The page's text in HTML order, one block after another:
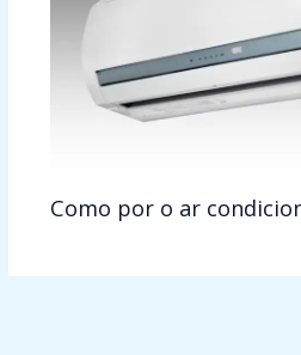
Como por o ar